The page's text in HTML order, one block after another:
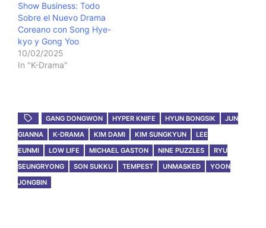
Show Business: Todo
Sobre el Nuevo Drama
Coreano con Song Hye-
kyo y Gong Yoo
10/02/2025
In "K-Drama"
GANG DONGWON HYPER KNIFE HYUN BONGSIK
JUN
GIANNA
K-DRAMA KIM DAMI KIM SUNGKYUN
LEE
EUNMI
LOW LIFE MICHAEL GASTON NINE PUZZLES
RYU
SEUNGRYONG
SON SUKKU TEMPEST UNMASKED
YOON
JONGBIN